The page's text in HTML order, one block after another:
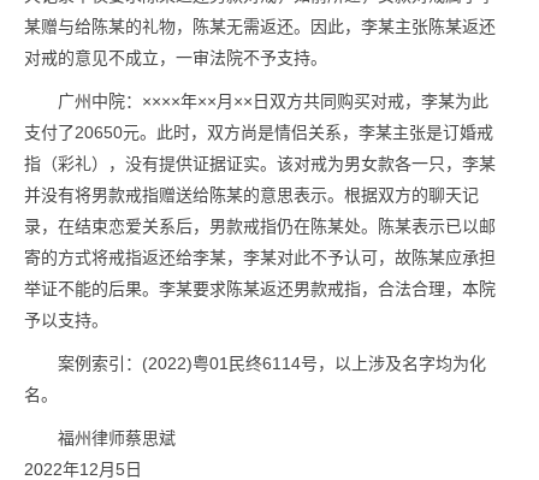
某赠与给陈某的礼物，陈某无需返还。因此，李某主张陈某返还
对戒的意见不成立，一审法院不予支持。
广州中院：××××年××月××日双方共同购买对戒，李某为此
支付了20650元。此时，双方尚是情侣关系，李某主张是订婚戒
指（彩礼），没有提供证据证实。该对戒为男女款各一只，李某
并没有将男款戒指赠送给陈某的意思表示。根据双方的聊天记
录，在结束恋爱关系后，男款戒指仍在陈某处。陈某表示已以邮
寄的方式将戒指返还给李某，李某对此不予认可，故陈某应承担
举证不能的后果。李某要求陈某返还男款戒指，合法合理，本院
予以支持。
案例索引：(2022)粤01民终6114号，以上涉及名字均为化
名。
福州律师蔡思斌
2022年12月5日